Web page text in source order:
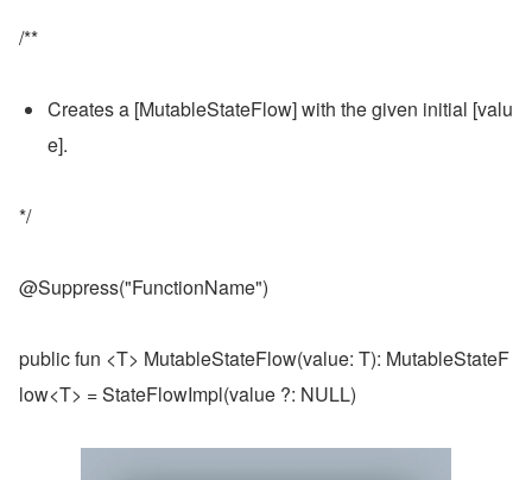
/**
Creates a [MutableStateFlow] with the given initial [valu
e].
*/
@Suppress("FunctionName")
public fun <T> MutableStateFlow(value: T): MutableStateF
low<T> = StateFlowImpl(value ?: NULL)